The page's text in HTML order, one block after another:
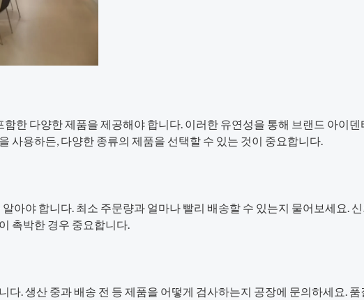
한 다양한 제품을 제공해야 합니다. 이러한 유연성을 통해 브랜드 아이
사용하든, 다양한 종류의 제품을 선택할 수 있는 것이 중요합니다.
아야 합니다. 최소 주문량과 얼마나 빨리 배송할 수 있는지 물어보세요.
촉박한 경우 중요합니다.
다. 생산 중과 배송 전 등 제품을 어떻게 검사하는지 공장에 문의하세요.